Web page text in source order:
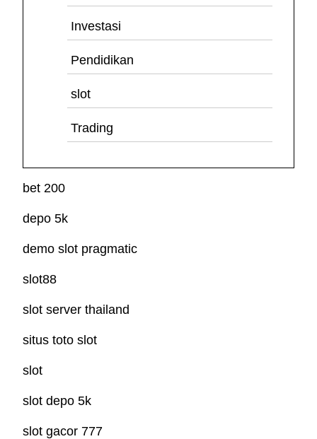
Investasi
Pendidikan
slot
Trading
bet 200
depo 5k
demo slot pragmatic
slot88
slot server thailand
situs toto slot
slot
slot depo 5k
slot gacor 777